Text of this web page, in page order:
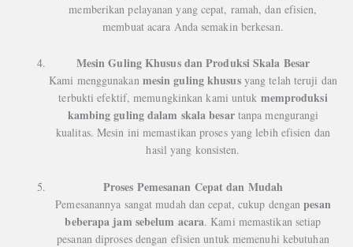
memberikan pelayanan yang cepat, ramah, dan efisien,
membuat acara Anda semakin berkesan.
Mesin Guling Khusus dan Produksi Skala Besar
Kami menggunakan mesin guling khususyang telah teruji dan
terbukti efektif, memungkinkan kami untuk memproduksi
kambing guling dalam skala besartanpa mengurangi
kualitas. Mesin ini memastikan proses yang lebih efisien dan
hasil yang konsisten.
Proses Pemesanan Cepat dan Mudah
Pemesanannya sangat mudah dan cepat, cukup denganpesan
beberapa jam sebelum acara. Kami memastikan setiap
pesanan diproses dengan efisien untuk memenuhi kebutuhan